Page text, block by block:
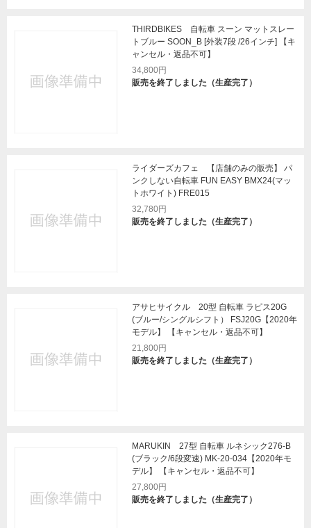
THIRDBIKES 自転車 スーン マットスレー
トブルー SOON_B [外装7段 /26インチ] 【キ
ャンセル・返品不可】
34,800円
販売を終了しました（生産完了）
ライダーズカフェ 【店舗のみの販売】 パ
ンクしない自転車 FUN EASY BMX24(マッ
トホワイト) FRE015
32,780円
販売を終了しました（生産完了）
アサヒサイクル 20型 自転車 ラピス20G
(ブルー/シングルシフト） FSJ20G【2020年
モデル】 【キャンセル・返品不可】
21,800円
販売を終了しました（生産完了）
MARUKIN 27型 自転車 ルネシック276-B
(ブラック/6段変速) MK-20-034【2020年モ
デル】 【キャンセル・返品不可】
27,800円
販売を終了しました（生産完了）